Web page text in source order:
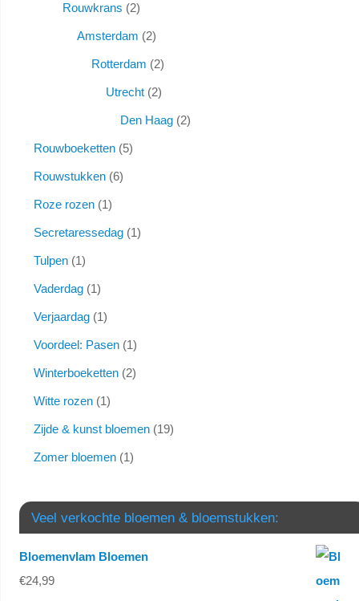
Rouwkrans 2
Amsterdam 2
Rotterdam 2
Utrecht 2
Den Haag 2
Rouwboeketten 5
Rouwstukken 6
Roze rozen 1
Secretaressedag 1
Tulpen 1
Vaderdag 1
Verjaardag 1
Voordeel: Pasen 1
Winterboeketten 2
Witte rozen 1
Zijde & kunst bloemen 19
Zomer bloemen 1
Veel verkochte bloemen & bloemstukken:
Bloemenvlam Bloemen
€24,99